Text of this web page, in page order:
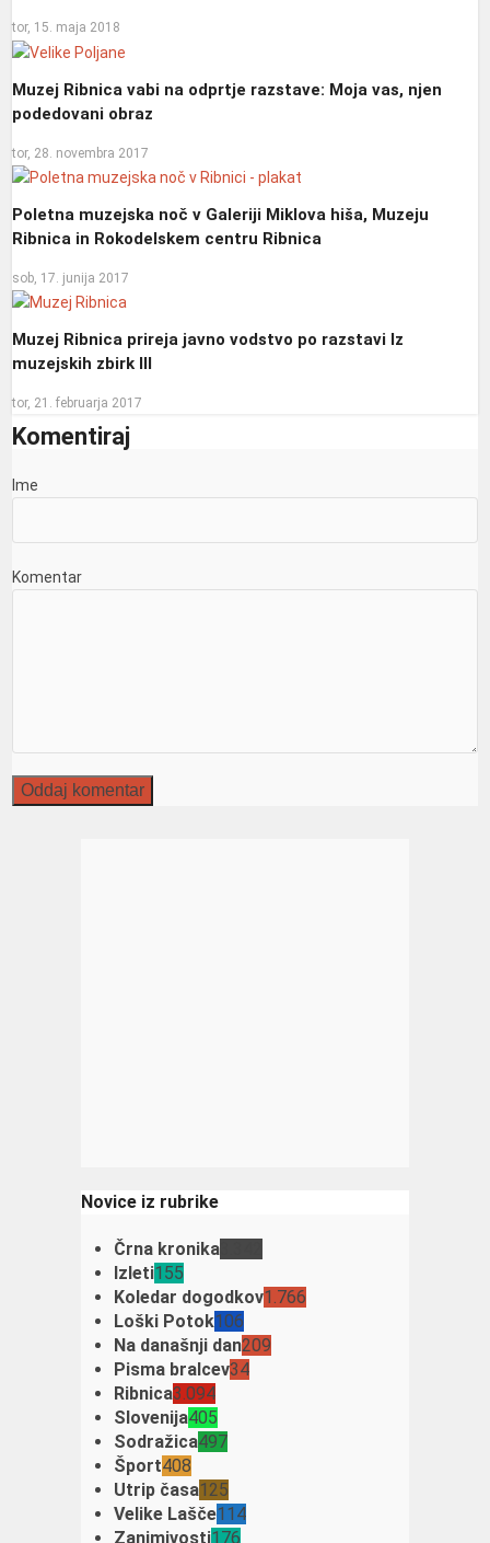
tor, 15. maja 2018
Muzej Ribnica vabi na odprtje razstave: Moja vas, njen
podedovani obraz
tor, 28. novembra 2017
Poletna muzejska noč v Galeriji Miklova hiša, Muzeju
Ribnica in Rokodelskem centru Ribnica
sob, 17. junija 2017
Muzej Ribnica prireja javno vodstvo po razstavi Iz
muzejskih zbirk III
tor, 21. februarja 2017
Komentiraj
Ime
Komentar
Novice iz rubrike
Črna kronika
Izleti155
Koledar dogodkov1.766
Loški Potok106
Na današnji dan209
Pisma bralcev34
Ribnica3.094
Slovenija405
Sodražica497
Šport408
Utrip časa125
Velike Lašče114
Zanimivosti176